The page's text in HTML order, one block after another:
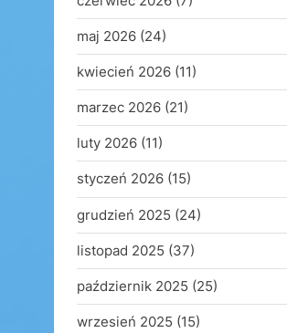
maj 2026 (24)
kwiecień 2026 (11)
marzec 2026 (21)
luty 2026 (11)
styczeń 2026 (15)
grudzień 2025 (24)
listopad 2025 (37)
październik 2025 (25)
wrzesień 2025 (15)